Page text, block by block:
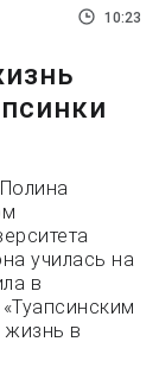
10:23
училась на
в
жизнь в